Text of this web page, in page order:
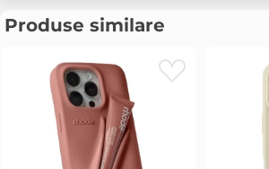
Produse similare